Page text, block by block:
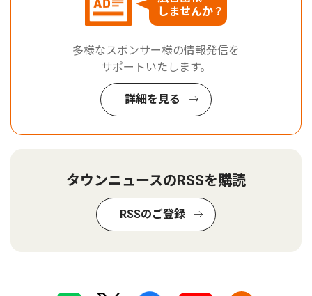
しませんか？
多様なスポンサー様の情報発信を
サポートいたします。
詳細を見る
タウンニュースのRSSを購読
RSSのご登録